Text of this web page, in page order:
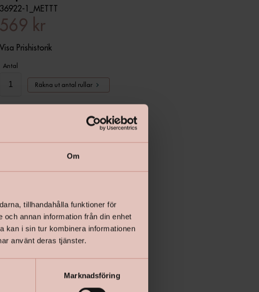
Om
tillhandahålla funktioner för
annan information från din enhet
kan i sin tur kombinera informationen
använt deras tjänster.
Marknadsföring
36922-1_METTT
569 kr
Visa Prishistorik
Antal
Räkna ut antal rullar
Lägg i varukorgen